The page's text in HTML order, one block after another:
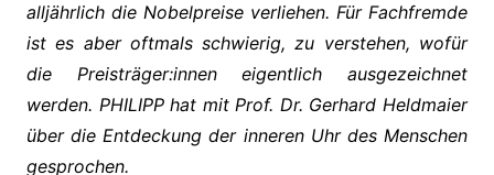
alljährlich die Nobelpreise verliehen. Für Fachfremde
ist es aber oftmals schwierig, zu verstehen, wofür
die Preisträger:innen eigentlich ausgezeichnet
werden. PHILIPP hat mit Prof. Dr. Gerhard Heldmaier
über die Entdeckung der inneren Uhr des Menschen
gesprochen.